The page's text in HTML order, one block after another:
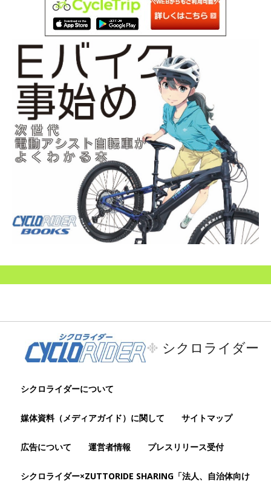
シクロライダー
シクロライダーについて
媒体資料（メディアガイド）に関して サイトマップ
広告について 運営者情報 プレスリリース受付
シクロライダー×ZUTTORIDE SHARING「法人、自治体向け